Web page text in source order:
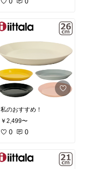
私のおすすめ！
￥2,499〜
0 0